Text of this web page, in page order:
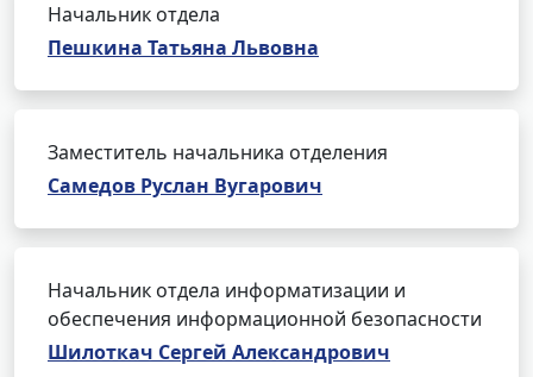
Начальник отдела
Пешкина Татьяна Львовна
Заместитель начальника отделения
Самедов Руслан Вугарович
Начальник отдела информатизации и
обеспечения информационной безопасности
Шилоткач Сергей Александрович